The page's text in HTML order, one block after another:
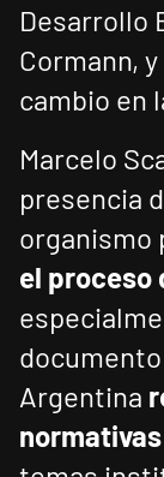
Desarrollo
Cormann,
cambio en
Marcelo
presencia
organismo
el proceso
Argentina
normativas